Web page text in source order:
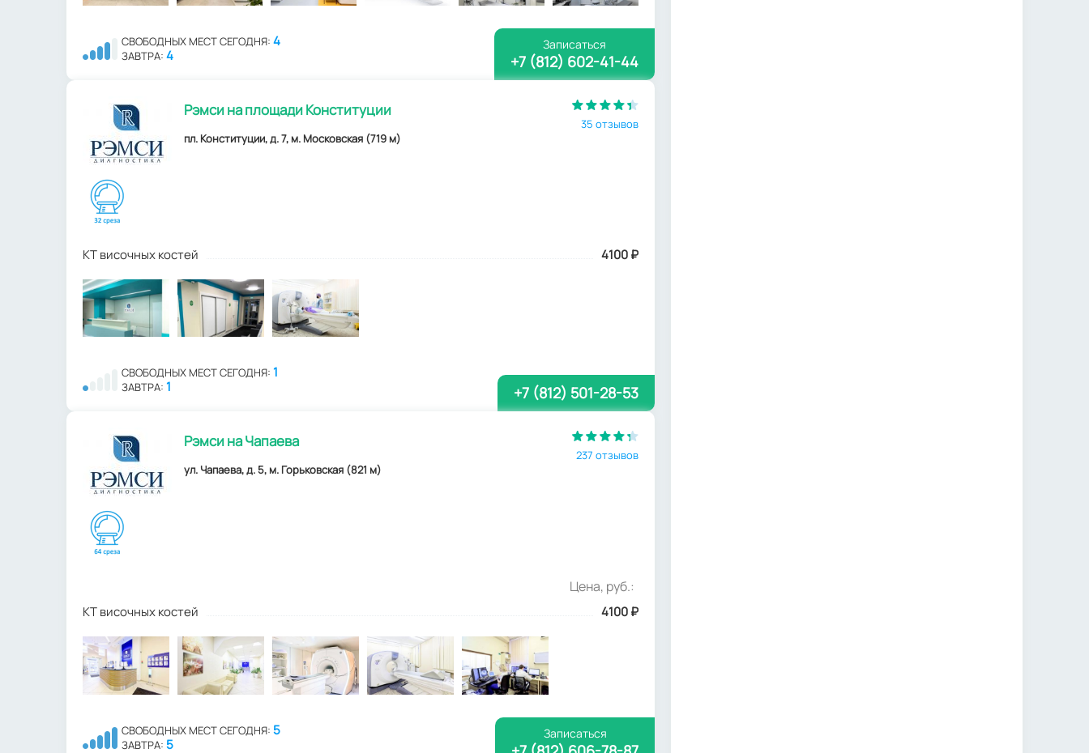
СВОБОДНЫХ МЕСТ СЕГОДНЯ: 4
ЗАВТРА: 4
Записаться
+7 (812) 602-41-44
Рэмси на площади Конституции
пл. Конституции, д. 7, м. Московская (719 м)
35 отзывов
КТ височных костей 4100₽
СВОБОДНЫХ МЕСТ СЕГОДНЯ: 1
ЗАВТРА: 1 +7 (812) 501-28-53
Рэмси на Чапаева
ул. Чапаева, д. 5, м. Горьковская (821 м)
237 отзывов
Цена, руб.:
КТ височных костей 4100₽
СВОБОДНЫХ МЕСТ СЕГОДНЯ: 5
ЗАВТРА: 5
Записаться